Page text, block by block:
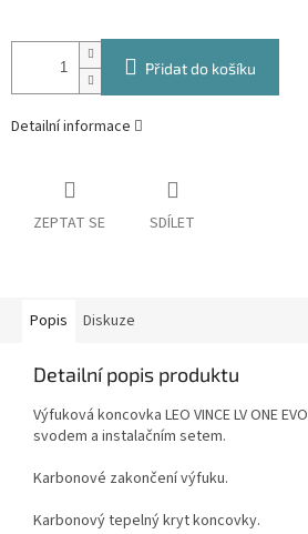
Přidat do košíku
Detailní informace
ZEPTAT SE SDÍLET
Popis Diskuze
Detailní popis produktu
Výfuková koncovka LEO VINCE LV ONE EVO
svodem a instalačním setem.
Karbonové zakončení výfuku.
Karbonový tepelný kryt koncovky.